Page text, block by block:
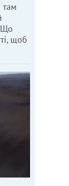
там
Що
щоб